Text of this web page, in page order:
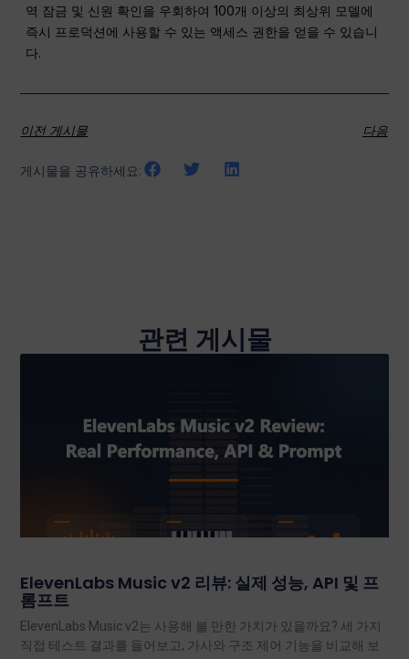
역 잠금 및 신원 확인을 우회하여 100개 이상의 최상위 모델에
즉시 프로덕션에 사용할 수 있는 액세스 권한을 얻을 수 있습니
다.
이전 게시물 다음
게시물을 공유하세요:
관련 게시물
ElevenLabs Music v2 리뷰: 실제 성능, API 및 프
롬프트
ElevenLabs Music v2는 사용해 볼 만한 가치가 있을까요? 세 가지
직접 테스트 결과를 들어보고, 가사와 구조 제어 기능을 비교해 보